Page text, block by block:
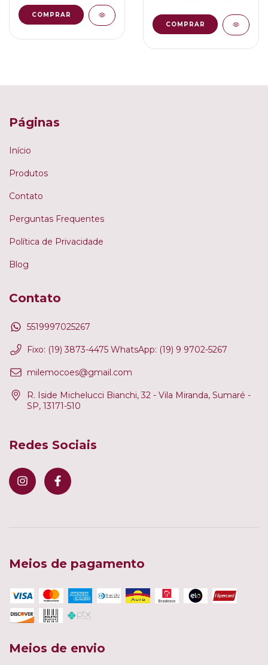
COMPRAR
COMPRAR
Páginas
Início
Produtos
Contato
Perguntas Frequentes
Política de Privacidade
Blog
Contato
5519997025267
Fixo: (19) 3873-4475 WhatsApp: (19) 9 9702-5267
milemocoes@gmail.com
R. Iside Michelucci Bianchi, 32 - Vila Miranda, Sumaré -
SP, 13171-510
Redes Sociais
Meios de pagamento
Meios de envio